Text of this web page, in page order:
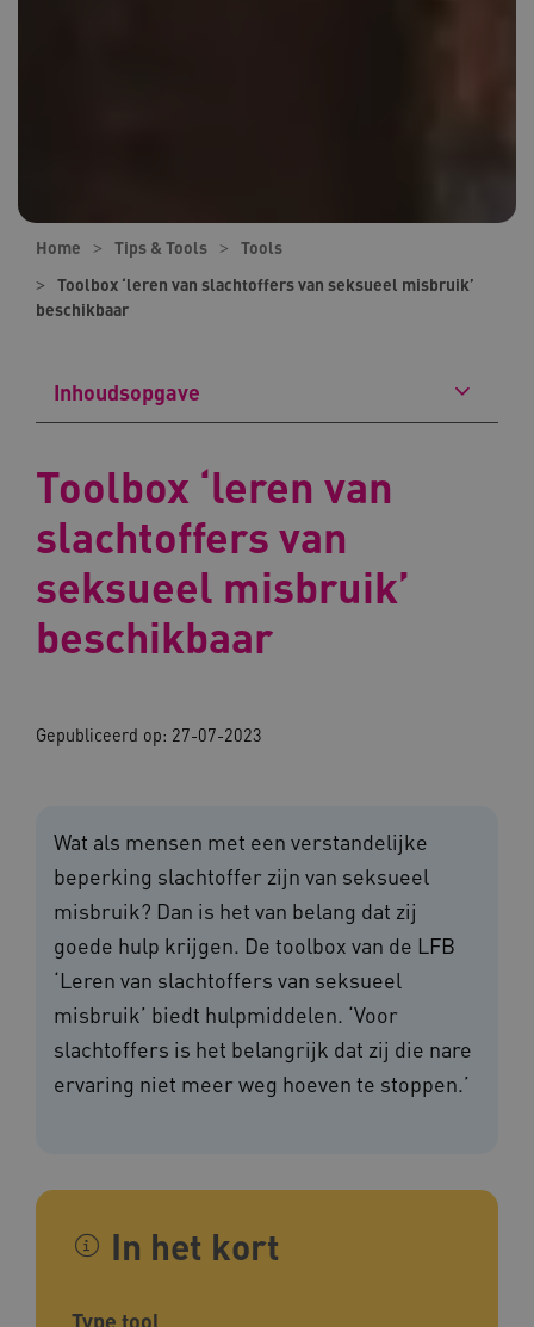
Home Tips & Tools
Tools
Toolbox ‘leren van slachtoffers van seksueel misbruik’
beschikbaar
Inhoudsopgave
Toolbox ‘leren van
slachtoffers van
seksueel misbruik’
beschikbaar
Gepubliceerd op: 27-07-2023
Wat als mensen met een verstandelijke
beperking slachtoffer zijn van seksueel
misbruik? Dan is het van belang dat zij
goede hulp krijgen. De toolbox van de LFB
‘Leren van slachtoffers van seksueel
misbruik’ biedt hulpmiddelen. ‘Voor
slachtoffers is het belangrijk dat zij die nare
ervaring niet meer weg hoeven te stoppen.’
In het kort
Type tool